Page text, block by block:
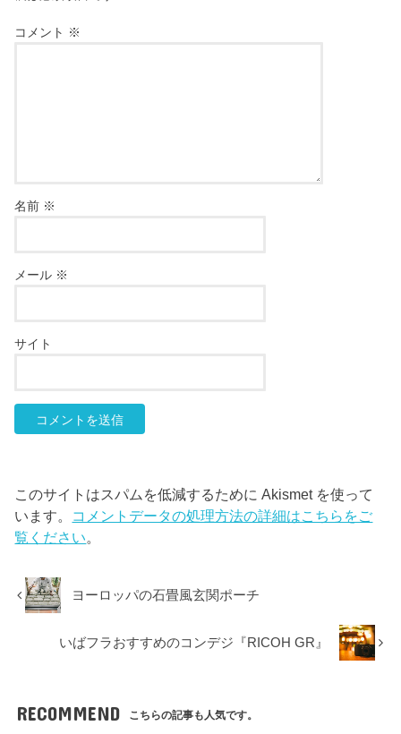
コメント ※
名前 ※
メール ※
サイト
このサイトはスパムを低減するために Akismet を使って
います。 コメントデータの処理方法の詳細はこちらをご
覧ください。
ヨーロッパの石畳風玄関ポーチ
いばフラおすすめのコンデジ『RICOH GR』
RECOMMEND こちらの記事も人気です。